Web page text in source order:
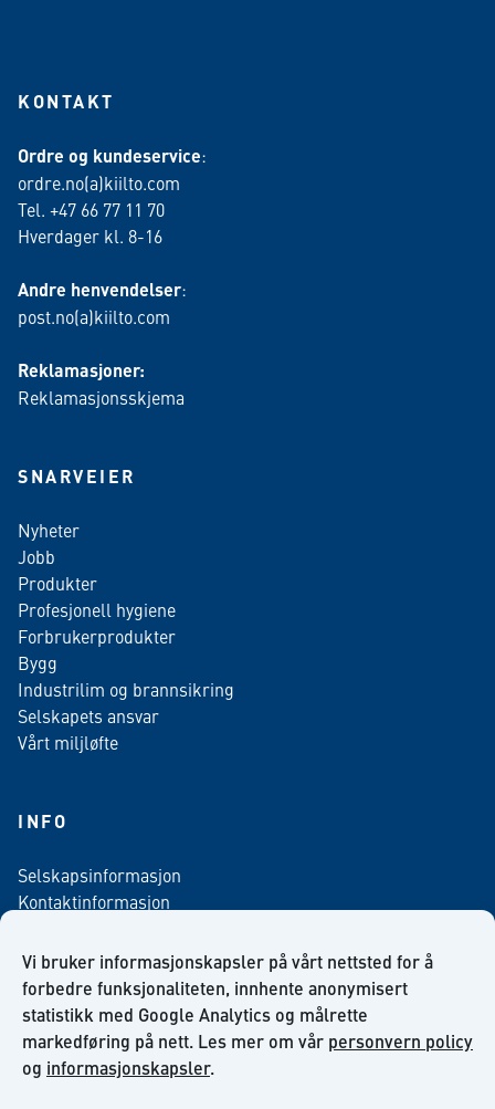
Vi bruker informasjonskapsler på vårt nettsted for å
forbedre funksjonaliteten, innhente anonymisert
statistikk med Google Analytics og målrette
markedføring på nett. Les mer om vår personvern policy
og informasjonskapsler.
KONTAKT
Ordre og kundeservice:
ordre.no(a)kiilto.com
Tel. +47 66 77 11 70
Hverdager kl. 8-16
Andre henvendelser:
post.no(a)kiilto.com
Reklamasjoner:
Reklamasjonsskjema
SNARVEIER
Nyheter
Jobb
Produkter
Profesjonell hygiene
Forbrukerprodukter
Bygg
Industrilim og brannsikring
Selskapets ansvar
Vårt miljløfte
INFO
Selskapsinformasjon
Kontaktinformasjon
Salgsbetingelser
Nyhetsbrev påmelding